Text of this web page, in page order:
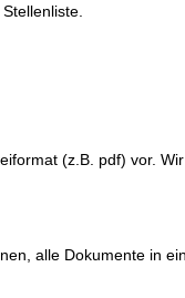
(z.B. pdf) vor.
alle Dokumente in